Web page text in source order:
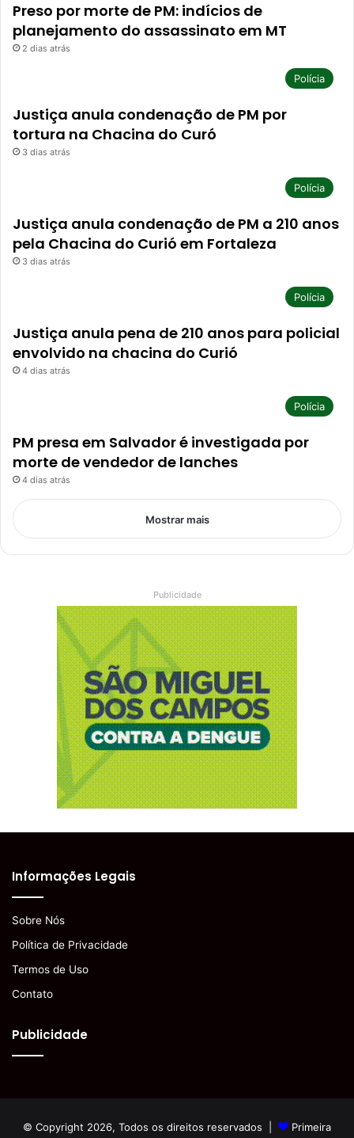
Preso por morte de PM: indícios de
planejamento do assassinato em MT
2 dias atrás
Polícia
Justiça anula condenação de PM por
tortura na Chacina do Curó
3 dias atrás
Polícia
Justiça anula condenação de PM a 210 anos
pela Chacina do Curió em Fortaleza
3 dias atrás
Polícia
Justiça anula pena de 210 anos para policial
envolvido na chacina do Curió
4 dias atrás
Polícia
PM presa em Salvador é investigada por
morte de vendedor de lanches
4 dias atrás
Mostrar mais
Publicidade
Informações Legais
Sobre Nós
Política de Privacidade
Termos de Uso
Contato
Publicidade
© Copyright 2026, Todos os direitos reservados | Primeira